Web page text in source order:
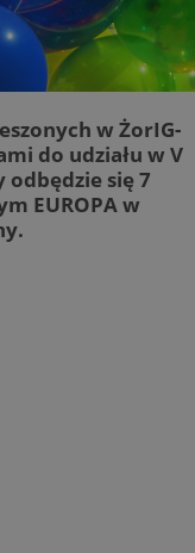
w ŻorIG-
do udziału w V
się 7
EUROPA w